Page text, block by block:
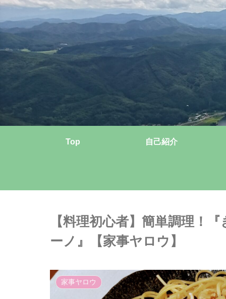
Top 自己紹介
【料理初心者】簡単調理！
ーノ』【家事ヤロウ】
家事ヤロウ